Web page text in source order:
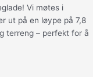
Vi møtes i
ut på en løype på 7,8
terreng – perfekt for å